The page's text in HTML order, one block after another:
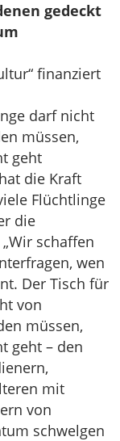
gedeckt
finanziert
darf nicht
müssen,
geht
die Kraft
Flüchtlinge
die
schaffen
wen
Der Tisch für
von
müssen,
geht – den
mit
von
schwelgen